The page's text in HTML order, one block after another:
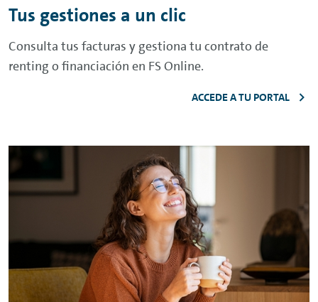
Tus gestiones a un clic
Consulta tus facturas y gestiona tu contrato de
renting o financiación en FSOnline.
ACCEDE A TU PORTAL